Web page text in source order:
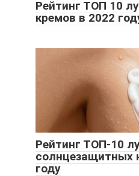
Рейтинг ТОП 10
кремов в 2022
Рейтинг ТОП-10
солнцезащитных
году